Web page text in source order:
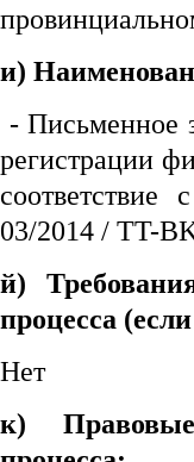
и)
- Письменное
регистрации
03/2014 / TT-
й)
процесса
Нет
к) Правовые